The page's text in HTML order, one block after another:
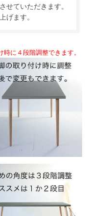
せていただきます。
げます。
に４段階調整できます。